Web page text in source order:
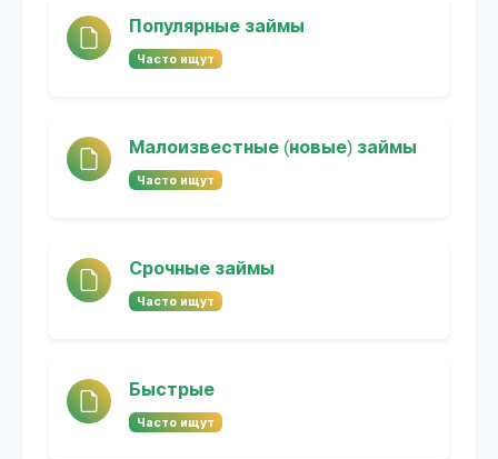
Популярные займы
Часто ищут
Малоизвестные (новые) займы
Часто ищут
Срочные займы
Часто ищут
Быстрые
Часто ищут